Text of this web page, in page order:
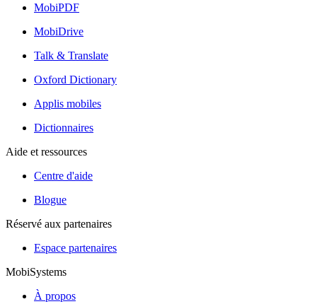
MobiPDF
MobiDrive
Talk & Translate
Oxford Dictionary
Applis mobiles
Dictionnaires
Aide et ressources
Centre d'aide
Blogue
Réservé aux partenaires
Espace partenaires
MobiSystems
À propos